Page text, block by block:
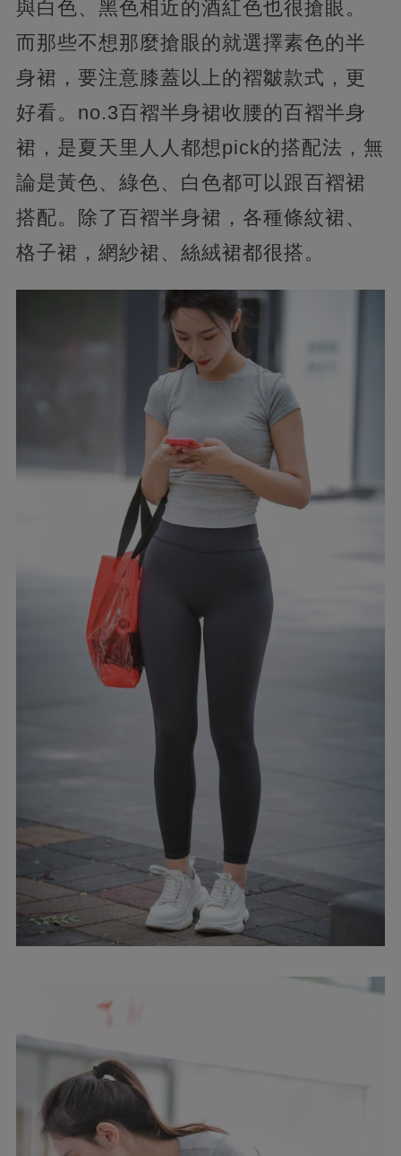
與白色、黑色相近的酒紅色也很搶眼。
而那些不想那麼搶眼的就選擇素色的半
身裙，要注意膝蓋以上的褶皺款式，更
好看。no.3百褶半身裙收腰的百褶半身
裙，是夏天里人人都想pick的搭配法，無
論是黃色、綠色、白色都可以跟百褶裙
搭配。除了百褶半身裙，各種條紋裙、
格子裙，網紗裙、絲絨裙都很搭。